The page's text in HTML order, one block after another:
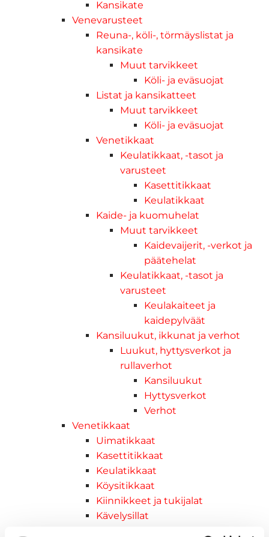
Kansikate
Venevarusteet
Reuna-, köli-, törmäyslistat ja
kansikate
Muut tarvikkeet
Köli- ja eväsuojat
Listat ja kansikatteet
Muut tarvikkeet
Köli- ja eväsuojat
Venetikkaat
Keulatikkaat, -tasot ja
varusteet
Kasettitikkaat
Keulatikkaat
Kaide- ja kuomuhelat
Muut tarvikkeet
Kaidevaijerit, -verkot ja
päätehelat
Keulatikkaat, -tasot ja
varusteet
Keulakaiteet ja
kaidepylväät
Kansiluukut, ikkunat ja verhot
Luukut, hyttysverkot ja
rullaverhot
Kansiluukut
Hyttysverkot
Verhot
Venetikkaat
Uimatikkaat
Kasettitikkaat
Keulatikkaat
Köysitikkaat
Kiinnikkeet ja tukijalat
Kävelysillat